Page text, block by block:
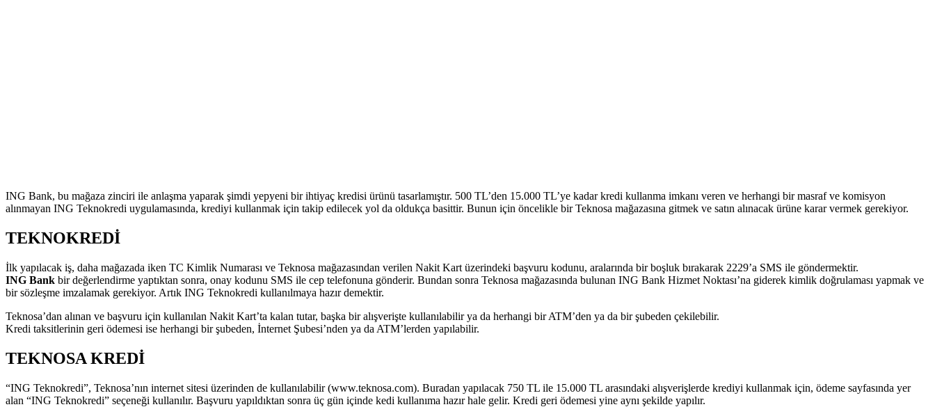
ING Bank, bu mağaza zinciri ile anlaşma yaparak şimdi yepyeni bir ihtiyaç kredisi ürünü tasarlamıştır. 500 TL’den 15.000 TL’ye kadar kredi kullanma imkanı veren ve herhangi bir masraf ve komisyon
alınmayan ING Teknokredi uygulamasında, krediyi kullanmak için takip edilecek yol da oldukça basittir. Bunun için öncelikle bir Teknosa mağazasına gitmek ve satın alınacak ürüne karar vermek gerekiyor.
TEKNOKREDİ
İlk yapılacak iş, daha mağazada iken TC Kimlik Numarası ve Teknosa mağazasından verilen Nakit Kart üzerindeki başvuru kodunu, aralarında bir boşluk bırakarak 2229’a SMS ile göndermektir.
ING Bank bir değerlendirme yaptıktan sonra, onay kodunu SMS ile cep telefonuna gönderir. Bundan sonra Teknosa mağazasında bulunan ING Bank Hizmet Noktası’na giderek kimlik doğrulaması yapmak ve
bir sözleşme imzalamak gerekiyor. Artık ING Teknokredi kullanılmaya hazır demektir.
Teknosa’dan alınan ve başvuru için kullanılan Nakit Kart’ta kalan tutar, başka bir alışverişte kullanılabilir ya da herhangi bir ATM’den ya da bir şubeden çekilebilir.
Kredi taksitlerinin geri ödemesi ise herhangi bir şubeden, İnternet Şubesi’nden ya da ATM’lerden yapılabilir.
TEKNOSA KREDİ
“ING Teknokredi”, Teknosa’nın internet sitesi üzerinden de kullanılabilir (www.teknosa.com). Buradan yapılacak 750 TL ile 15.000 TL arasındaki alışverişlerde krediyi kullanmak için, ödeme sayfasında yer
alan “ING Teknokredi” seçeneği kullanılır. Başvuru yapıldıktan sonra üç gün içinde kedi kullanıma hazır hale gelir. Kredi geri ödemesi yine aynı şekilde yapılır.